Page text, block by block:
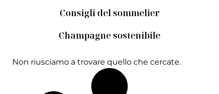
Consigli del sommelier
Champagne sostenibile
Non riusciamo a trovare quello che cercate.